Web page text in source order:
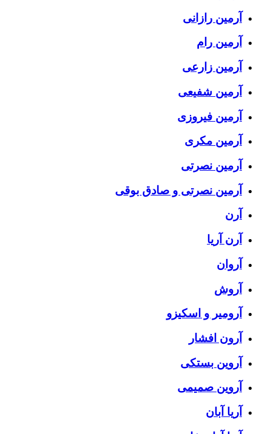
آرمین رازانی
آرمین رام
آرمین زارعی
آرمین شفیعی
آرمین فیروزی
آرمین مکری
آرمین نصرتی
آرمین نصرتی و صادق بوقی
آرن
آرن آریا
آروان
آروش
آرومیر و اسکیزو
آرون افشار
آروین بستکی
آروین صمیمی
آریا آبان